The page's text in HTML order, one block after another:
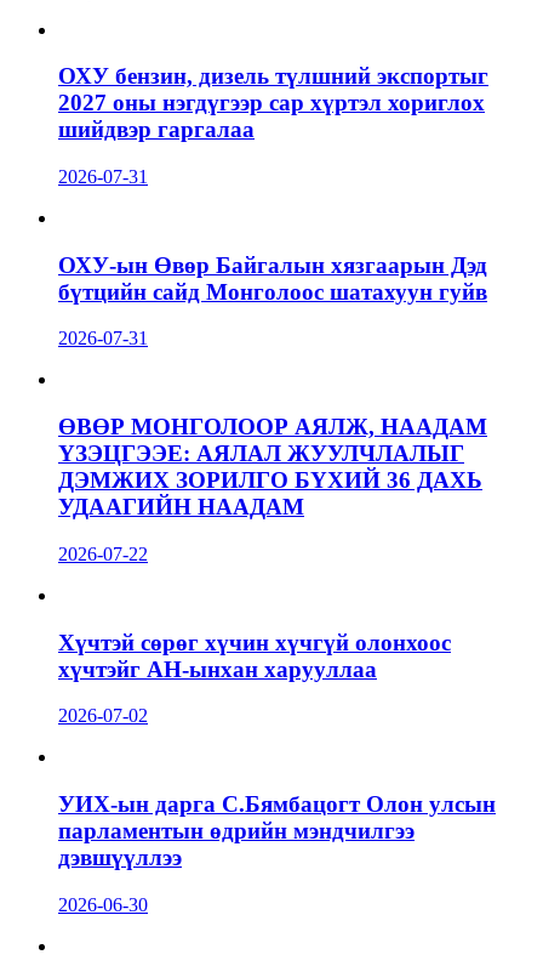
ОХУ бензин, дизель түлшний экспортыг
2027 оны нэгдүгээр сар хүртэл хориглох
шийдвэр гаргалаа
2026-07-31
ОХУ-ын Өвөр Байгалын хязгаарын Дэд
бүтцийн сайд Монголоос шатахуун гуйв
2026-07-31
ӨВӨР МОНГОЛООР АЯЛЖ, НААДАМ
ҮЗЭЦГЭЭЕ: АЯЛАЛ ЖУУЛЧЛАЛЫГ
ДЭМЖИХ ЗОРИЛГО БҮХИЙ 36 ДАХЬ
УДААГИЙН НААДАМ
2026-07-22
Хүчтэй сөрөг хүчин хүчгүй олонхоос
хүчтэйг АН-ынхан харууллаа
2026-07-02
УИХ-ын дарга С.Бямбацогт Олон улсын
парламентын өдрийн мэндчилгээ
дэвшүүллээ
2026-06-30